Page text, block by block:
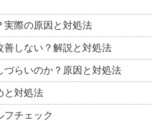
実際の原因と対処法
善しない？解説と対処法
づらいのか？原因と対処法
と対処法
フチェック